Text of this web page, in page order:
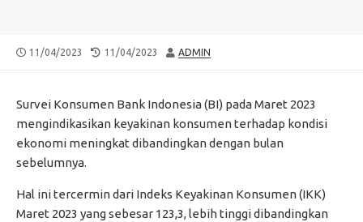
PUBLISHED
11/04/2023
LAST
11/04/2023 AUTHOR
ADMIN
Survei Konsumen Bank Indonesia (BI) pada Maret 2023
mengindikasikan keyakinan konsumen terhadap kondisi
ekonomi meningkat dibandingkan dengan bulan
sebelumnya.
Hal ini tercermin dari Indeks Keyakinan Konsumen (IKK)
Maret 2023 yang sebesar 123,3, lebih tinggi dibandingkan